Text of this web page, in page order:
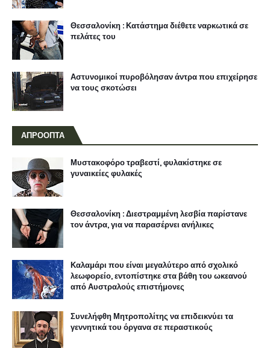
Θεσσαλονίκη : Κατάστημα διέθετε ναρκωτικά σε
πελάτες του
Αστυνομικοί πυροβόλησαν άντρα που επιχείρησε
να τους σκοτώσει
ΑΠΡΟΟΠΤΑ
Μυστακοφόρο τραβεστί, φυλακίστηκε σε
γυναικείες φυλακές
Θεσσαλονίκη : Διεστραμμένη λεσβία παρίστανε
τον άντρα, για να παρασέρνει ανήλικες
Καλαμάρι που είναι μεγαλύτερο από σχολικό
λεωφορείο, εντοπίστηκε στα βάθη του ωκεανού
από Αυστραλούς επιστήμονες
Συνελήφθη Μητροπολίτης να επιδεικνύει τα
γεννητικά του όργανα σε περαστικούς